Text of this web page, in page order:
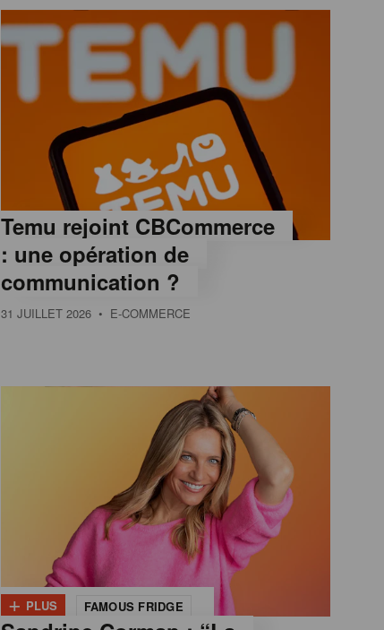
Temu rejoint CBCommerce
: une opération de
communication ?
31 JUILLET 2026 • E-COMMERCE
+ PLUS FAMOUS FRIDGE